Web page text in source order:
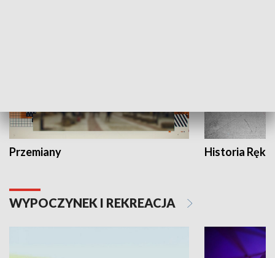
Przemiany Historia Ręką
WYPOCZYNEK I REKREACJA